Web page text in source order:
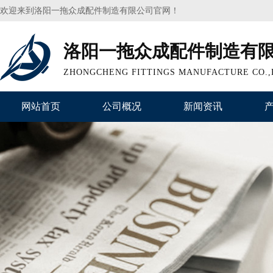
欢迎来到洛阳一拖众成配件制造有限公司官网！
洛阳一拖众成配件制造有
ZHONGCHENG FITTINGS MANUFACTURE
网站首页 公司概况 新闻资讯